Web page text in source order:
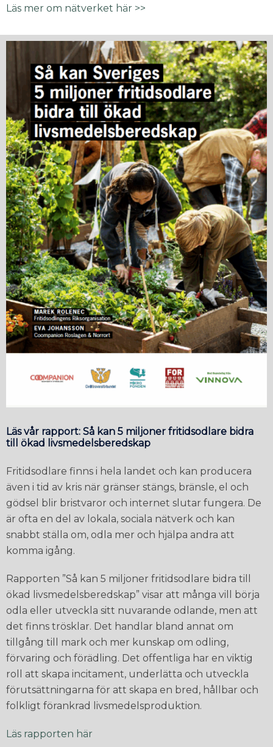
Läs mer om nätverket här >>
Läs vår rapport: Så kan 5 miljoner fritidsodlare bidra
till ökad livsmedelsberedskap
Fritidsodlare finns i hela landet och kan producera
även i tid av kris när gränser stängs, bränsle, el och
gödsel blir bristvaror och internet slutar fungera. De
är ofta en del av lokala, sociala nätverk och kan
snabbt ställa om, odla mer och hjälpa andra att
komma igång.
Rapporten ”Så kan 5 miljoner fritidsodlare bidra till
ökad livsmedelsberedskap” visar att många vill börja
odla eller utveckla sitt nuvarande odlande, men att
det finns trösklar. Det handlar bland annat om
tillgång till mark och mer kunskap om odling,
förvaring och förädling. Det offentliga har en viktig
roll att skapa incitament, underlätta och utveckla
förutsättningarna för att skapa en bred, hållbar och
folkligt förankrad livsmedelsproduktion.
Läs rapporten här